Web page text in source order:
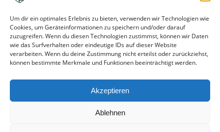
Um dir ein optimales Erlebnis zu bieten, verwenden wir Technologien wie
Cookies, um Geräteinformationen zu speichern und/oder darauf
zuzugreifen. Wenn du diesen Technologien zustimmst, können wir Daten
wie das Surfverhalten oder eindeutige IDs auf dieser Website
verarbeiten. Wenn du deine Zustimmung nicht erteilst oder zurückziehst,
können bestimmte Merkmale und Funktionen beeinträchtigt werden.
Akzeptieren
Ablehnen
Mendel – Weck, Hoffmann, Gensheimer,
Klaußner, Schuschu, Fürst, Merz,
Kempf, Adam, Voegeli.
Alle bisherigen Partien der beiden Mannschaften
anzeigen